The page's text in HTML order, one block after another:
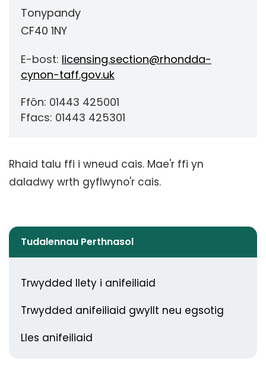
Tonypandy
CF40 1NY
E-bost: licensing.section@rhondda-
cynon-taff.gov.uk
Ffôn: 01443 425001
Ffacs: 01443 425301
Rhaid talu ffi i wneud cais. Mae'r ffi yn
daladwy wrth gyflwyno'r cais.
Tudalennau Perthnasol
Trwydded llety i anifeiliaid
Trwydded anifeiliaid gwyllt neu egsotig
Lles anifeiliaid